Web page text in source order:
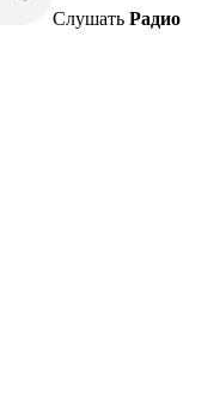
Слушать Радио